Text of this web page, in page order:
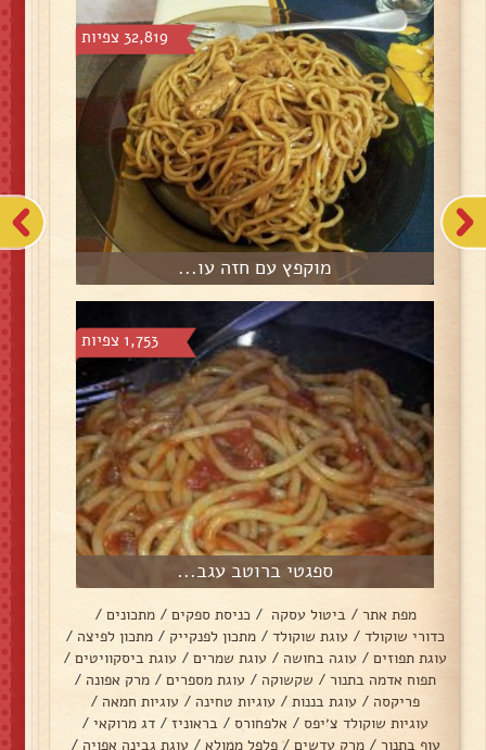
32,819 צפיות
מוקפץ עם חזה עו...
1,753 צפיות
ספגטי ברוטב עגב...
מפת אתר / ביטול עסקה / כניסת ספקים / מתכונים /
כדורי שוקולד / עוגת שוקולד / מתכון לפנקייק / מתכון לפיצה /
עוגת תפוזים / עוגה בחושה / עוגת שמרים / עוגת ביסקוויטים /
תפוח אדמה בתנור / שקשוקה / עוגת מספרים / מרק אפונה /
פריקסה / עוגת בננות / עוגיות טחינה / עוגיות חמאה /
עוגיות שוקולד צ׳יפס / אלפחורס / בראוניז / דג מרוקאי /
עוף בתנור / מרק עדשים / פלפל ממולא / עוגת גבינה אפויה /